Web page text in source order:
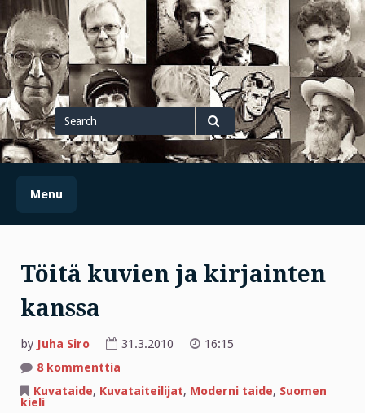
Skip
to
content
Search
for
Search
Menu
Töitä kuvien ja kirjainten
kanssa
by Juha Siro 31.3.2010
16:15
8 kommenttia
kuvien
Kuvataide, Kuvataiteilijat, Moderni taide, Suomen
kieli